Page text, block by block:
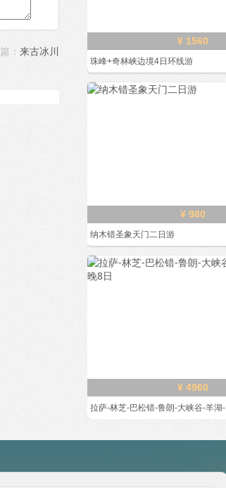
： 来古冰川
¥ 1560
珠峰+奇林峡边境4日环线游
¥ 980
纳木错圣象天门二日游
¥ 4960
拉萨-林芝-巴松错-鲁朗-大峡谷-羊湖-